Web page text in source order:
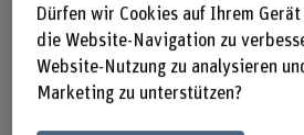
Titel/Abschluss
Certificate of Advanced Studies
Dauer
Dürfen wir Cookies auf Ihrem
die Website-Navigation zu
Website-Nutzung zu analysieren
Marketing zu unterstützen?